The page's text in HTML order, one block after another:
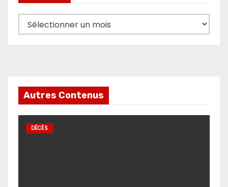
Archives
Autres Contenus
DÉCÈS